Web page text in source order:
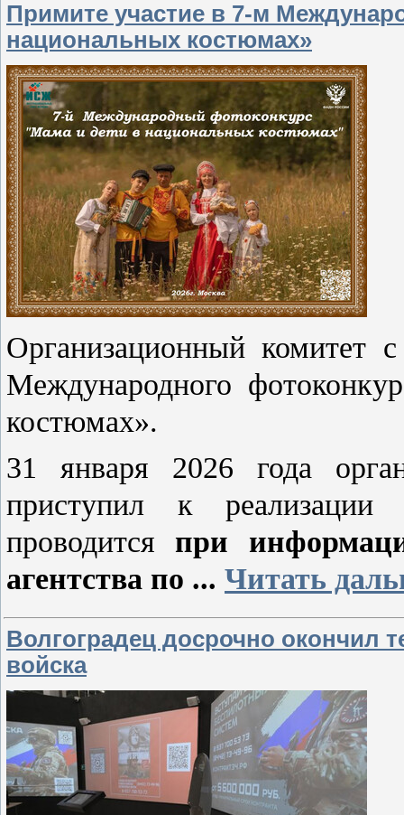
Примите участие в 7-м
национальных костюмах»
Организационный комитет
Международного
костюмах».
31 января 2026 года
приступил к реализации
проводитсяпри
агентства по ... Читать
Волгоградец досрочно окончил
войска